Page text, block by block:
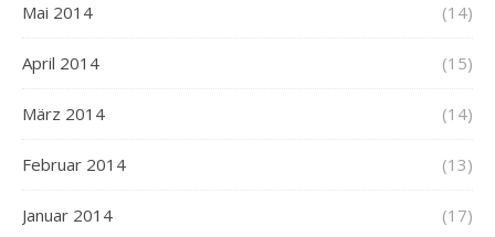
Mai 2014 (14)
April 2014 (15)
März 2014 (14)
Februar 2014 (13)
Januar 2014 (17)